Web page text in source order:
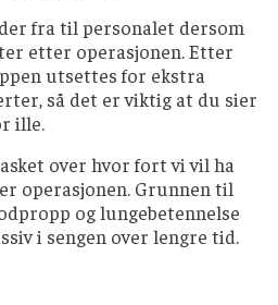
fra til personalet dersom
etter operasjonen. Etter
utsettes for ekstra
så det er viktig at du sier
ille.
over hvor fort vi vil ha
operasjonen. Grunnen til
og lungebetennelse
i sengen over lengre tid.